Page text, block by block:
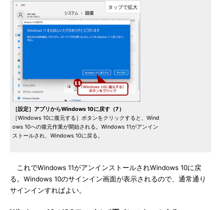
［設定］アプリからWindows 10に戻す（7）
［Windows 10に復元する］ボタンをクリックすると、Wind
ows 10への復元作業が開始される。Windows 11がアンイン
ストールされ、Windows 10に戻る。
これでWindows 11がアンインストールされWindows 10に戻
る。Windows 10のサインイン画面が表示されるので、通常通り
サインインすればよい。